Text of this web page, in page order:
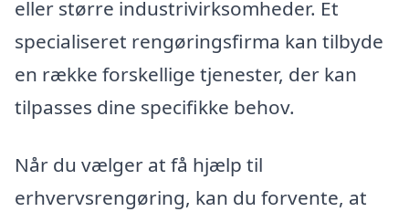
eller større industrivirksomheder. Et
specialiseret rengøringsfirma kan tilbyde
en række forskellige tjenester, der kan
tilpasses dine specifikke behov.
Når du vælger at få hjælp til
erhvervsrengøring, kan du forvente, at